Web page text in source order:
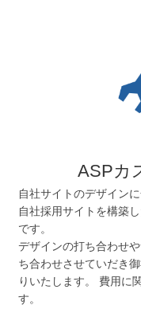
ASPカ
自社サイトのデザイン
自社採用サイトを構築
です。
デザインの打ち合わせ
ち合わせさせていだき
りいたします。 費用に
す。